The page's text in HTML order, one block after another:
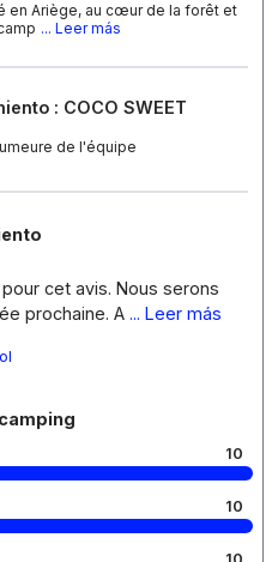
en Ariège, au cœur de la forêt et
... Leer más
: COCO SWEET
de l'équipe
cet avis. Nous serons
prochaine. A ... Leer más
10
10